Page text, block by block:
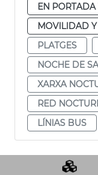
EN PORTADA
MOVILIDAD
PLATGES
NOCHE DE
XARXA
RED
LÍNIAS BUS